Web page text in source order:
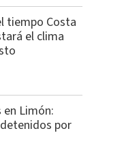
tiempo Costa
el clima
Limón:
por